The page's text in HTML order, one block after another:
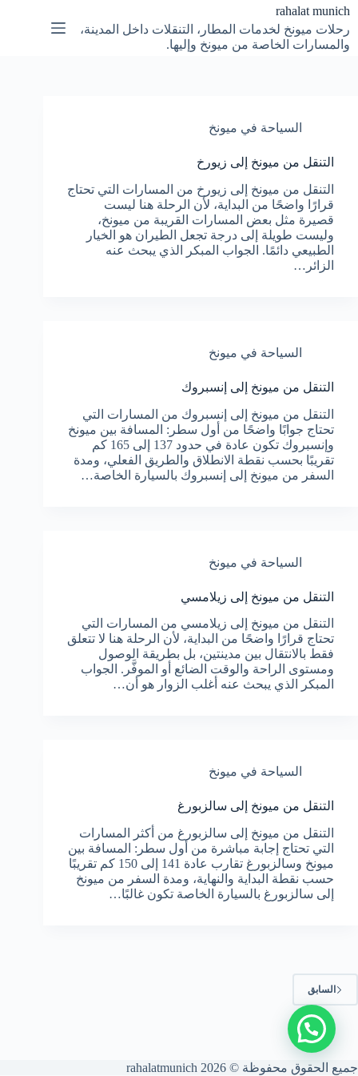
التجاوز
المحتوى
rahalat munich
رحلات ميونخ لخدمات المطار، التنقلات داخل المدينة،
والمسارات الخاصة من ميونخ وإليها.
السياحة في ميونخ
التنقل من ميونخ إلى زيورخ
التنقل من ميونخ إلى زيورخ من المسارات التي تحتاج
قرارًا واضحًا من البداية، لأن الرحلة هنا ليست
قصيرة مثل بعض المسارات القريبة من ميونخ،
وليست طويلة إلى درجة تجعل الطيران هو الخيار
الطبيعي دائمًا. الجواب المبكر الذي يبحث عنه
الزائر…
السياحة في ميونخ
التنقل من ميونخ إلى إنسبروك
التنقل من ميونخ إلى إنسبروك من المسارات التي
تحتاج جوابًا واضحًا من أول سطر: المسافة بين ميونخ
وإنسبروك تكون عادة في حدود 137 إلى 165 كم
تقريبًا بحسب نقطة الانطلاق والطريق الفعلي، ومدة
السفر من ميونخ إلى إنسبروك بالسيارة الخاصة…
السياحة في ميونخ
التنقل من ميونخ إلى زيلامسي
التنقل من ميونخ إلى زيلامسي من المسارات التي
تحتاج قرارًا واضحًا من البداية، لأن الرحلة هنا لا تتعلق
فقط بالانتقال بين مدينتين، بل بطريقة الوصول
ومستوى الراحة والوقت الضائع أو الموفَّر. الجواب
المبكر الذي يبحث عنه أغلب الزوار هو أن…
السياحة في ميونخ
التنقل من ميونخ إلى سالزبورغ
التنقل من ميونخ إلى سالزبورغ من أكثر المسارات
التي تحتاج إجابة مباشرة من أول سطر: المسافة بين
ميونخ وسالزبورغ تقارب عادة 141 إلى 150 كم تقريبًا
حسب نقطة البداية والنهاية، ومدة السفر من ميونخ
إلى سالزبورغ بالسيارة الخاصة تكون غالبًا…
السابق
جميع الحقوق محفوظة © 2026 rahalatmunich